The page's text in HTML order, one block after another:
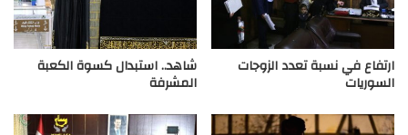
ارتفاع في نسبة تعدد الزوجات
السوريات
شاهد.. استبدال كسوة الكعبة
المشرفة